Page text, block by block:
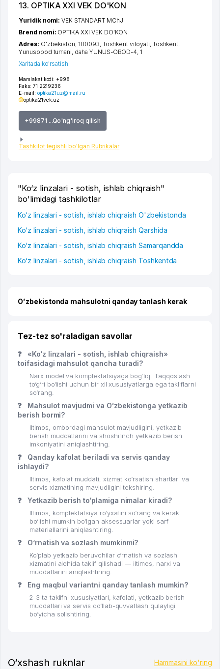
13. OPTIKA XXI VEK DO'KON
Mamlakat kodi: +998
Faks: 71 2219236
E-mail: optika21uz@mail.ru
optika21vek.uz
+99871 ...Qo'ng'iroq qilish
Tashkilot tegishli bo'lgan Rubrikalar
Yuridik nomi:VEK STANDART MChJ
Brend nomi: OPTIKA XXI VEK DO'KON
Adres: O'zbekiston, 100093, Toshkent viloyati Toshkent
Yunusobod tumani daha YUNUS-OBOD-4 , 1
Xaritada ko'rsatish
"Ko‘z linzalari - sotish, ishlab chiqraish"
bo'limidagi tashkilotlar
Ko‘z linzalari - sotish, ishlab chiqraish O'zbekistonda
Ko‘z linzalari - sotish, ishlab chiqraish Qarshida
Ko‘z linzalari - sotish, ishlab chiqraish Samarqandda
Ko‘z linzalari - sotish, ishlab chiqraish Toshkentda
Oʻzbekistonda mahsulotni qanday tanlash kerak
Tez-tez so'raladigan savollar
❓
«Ko‘z linzalari - sotish, ishlab chiqraish»
toifasidagi mahsulot qancha turadi?
Narx model va komplektatsiyaga bog‘liq. Taqqoslash
to‘g‘ri bo‘lishi uchun bir xil xususiyatlarga ega takliflarni
so‘rang.
❓
Mahsulot mavjudmi va Oʻzbekistonga yetkazib
berish bormi?
Iltimos, ombordagi mahsulot mavjudligini, yetkazib
berish muddatlarini va shoshilinch yetkazib berish
imkoniyatini aniqlashtiring.
❓
Qanday kafolat beriladi va servis qanday
ishlaydi?
Iltimos, kafolat muddati, xizmat ko‘rsatish shartlari va
servis xizmatining mavjudligini tekshiring.
❓ Yetkazib berish to‘plamiga nimalar kiradi?
Iltimos, komplektatsiya ro‘yxatini so‘rang va kerak
bo‘lishi mumkin bo‘lgan aksessuarlar yoki sarf
materiallarini aniqlashtiring.
❓ O‘rnatish va sozlash mumkinmi?
Ko‘plab yetkazib beruvchilar o‘rnatish va sozlash
xizmatini alohida taklif qilishadi — iltimos, narxi va
muddatlarini aniqlashtiring.
❓ Eng maqbul variantni qanday tanlash mumkin?
2–3 ta taklifni xususiyatlari, kafolati, yetkazib berish
muddatlari va servis qo‘llab-quvvatlash qulayligi
bo‘yicha solishtiring.
O‘xshash ruknlar Hammasini ko'ring